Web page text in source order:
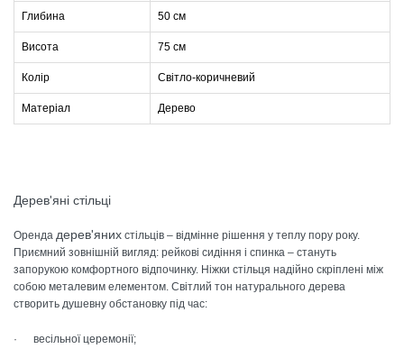
Глибина 50 см
Висота 75 см
Колір Світло-коричневий
Матеріал Дерево
Дерев'яні стільці
Оренда дерев'яних стільців – відмінне рішення у теплу пору року.
Приємний зовнішній вигляд: рейкові сидіння і спинка – стануть
запорукою комфортного відпочинку. Ніжки стільця надійно скріплені між
собою металевим елементом. Світлий тон натурального дерева
створить душевну обстановку під час:
· весільної церемонії;